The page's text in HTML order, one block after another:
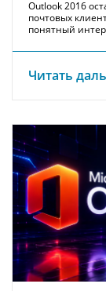
Outlook 2016
почтовых
понятный
Читать